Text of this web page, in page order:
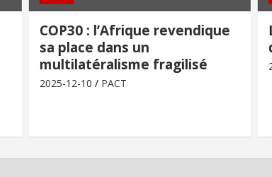
COP30 : l’Afrique revendique
sa place dans un
multilatéralisme fragilisé
2025-12-10 PACT